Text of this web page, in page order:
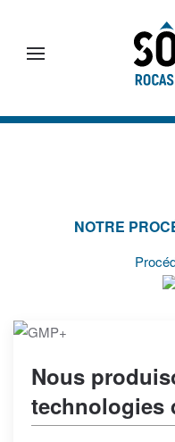
Accéder au contenu
NOTRE
Nous
technologies